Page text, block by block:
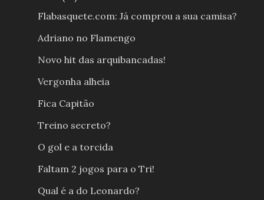
Flabasquete.com: Já comprou a sua camisa?
Adriano no Flamengo
Novo hit das arquibancadas!
Vergonha alheia
Fica Capitão
Treino secreto?
O gol e a torcida
Faltam 2 jogos para o Tri!
Qual é a do Leonardo?